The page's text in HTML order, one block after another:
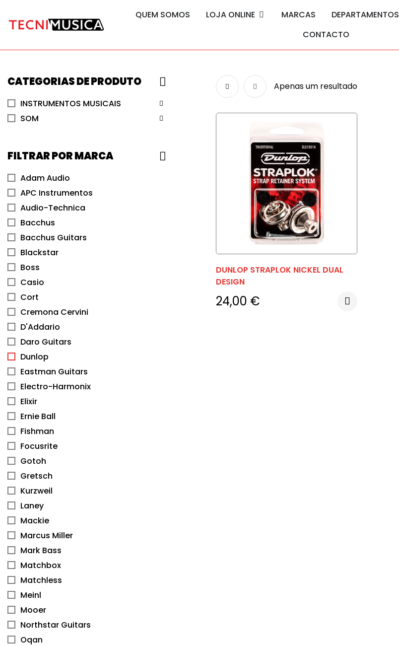
QUEM SOMOS LOJA ONLINE MARCAS DEPARTAMENTOS
CONTACTO
Apenas um resultado
DUNLOP STRAPLOK NICKEL DUAL
DESIGN
24,00 €
CATEGORIAS DE PRODUTO
INSTRUMENTOS MUSICAIS
SOM
FILTRAR POR MARCA
Adam Audio
APC Instrumentos
Audio-Technica
Bacchus
Bacchus Guitars
Blackstar
Boss
Casio
Cort
Cremona Cervini
D'Addario
Daro Guitars
Dunlop
Eastman Guitars
Electro-Harmonix
Elixir
Ernie Ball
Fishman
Focusrite
Gotoh
Gretsch
Kurzweil
Laney
Mackie
Marcus Miller
Mark Bass
Matchbox
Matchless
Meinl
Mooer
Northstar Guitars
Oqan